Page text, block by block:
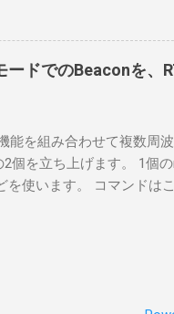
した無線機からサーバPC
線機内では、USB Hubの
は無線機のマイコン
で交換できるようにな
Vの内容はUDP 50002で交
受信している。 利用者側
Controlの2つのアプリ
、どのように実行すれ
用いればよかったです
ンストールした環境でし
ールされているドライバ
を探し出す
x64 クラス名: NetTrans
ージョン: 10/08/2015
今回の場合は
ードでのBeaconを、
能を組み合わせて複数周
2個を立ち上げます。 1
を使います。 コマンドは
20 - | \ tee >(direwolf -c